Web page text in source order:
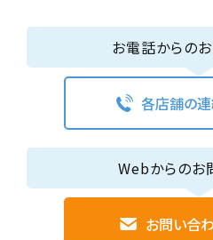
お電話からの
各店舗の
Webからのお
お問い合